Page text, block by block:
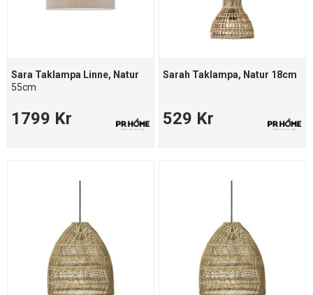
Sara Taklampa Linne, Natur
55cm
1799 Kr
Sarah Taklampa, Natur 18cm
529 Kr